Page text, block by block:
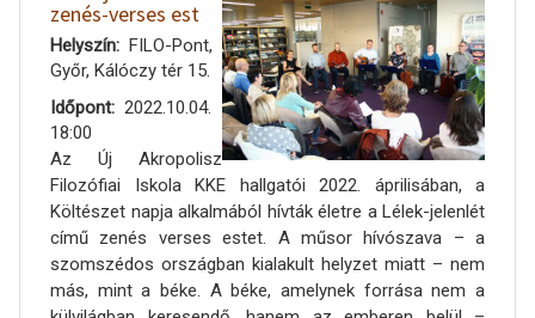
zenés-verses est
Helyszín
FILO-Pont,
Győr, Kálóczy tér 15.
Időpont
2022.10.04.
18:00
Az Új Akropolisz
Filozófiai Iskola KKE hallgatói 2022. áprilisában, a
Költészet napja alkalmából hívták életre a Lélek-jelenlét
című zenés verses estet. A műsor hívószava – a
szomszédos országban kialakult helyzet miatt – nem
más, mint a béke. A béke, amelynek forrása nem a